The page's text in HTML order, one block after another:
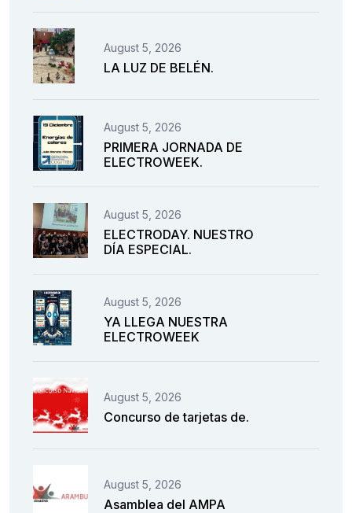
August 5, 2026
LA LUZ DE BELÉN.
August 5, 2026
PRIMERA JORNADA DE
ELECTROWEEK.
August 5, 2026
ELECTRODAY. NUESTRO
DÍA ESPECIAL.
August 5, 2026
YA LLEGA NUESTRA
ELECTROWEEK
August 5, 2026
Concurso de tarjetas de.
August 5, 2026
Asamblea del AMPA